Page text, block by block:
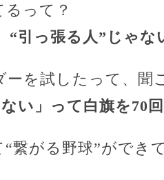
って？
引っ張る人”じゃな
を試したって、聞
い」って白旗を70
がる野球”ができ